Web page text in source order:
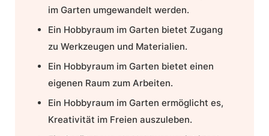
im Garten umgewandelt werden.
Ein Hobbyraum im Garten bietet Zugang
zu Werkzeugen und Materialien.
Ein Hobbyraum im Garten bietet einen
eigenen Raum zum Arbeiten.
Ein Hobbyraum im Garten ermöglicht es,
Kreativität im Freien auszuleben.